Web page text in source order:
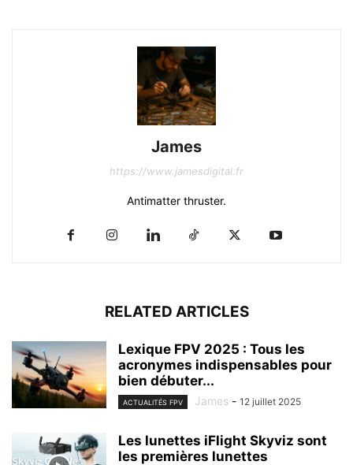
James
https://www.jamesdigital.fr
Antimatter thruster.
RELATED ARTICLES
Lexique FPV 2025 : Tous les
acronymes indispensables pour
bien débuter...
ACTUALITÉS FPV James - 12 juillet 2025
Les lunettes iFlight Skyviz sont
les premières lunettes